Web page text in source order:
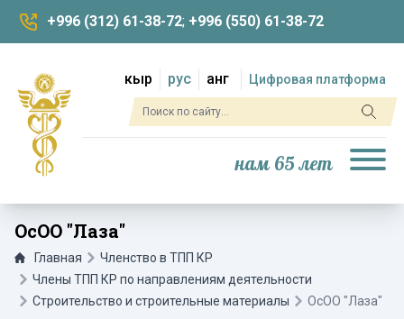
+996 (312) 61-38-72; +996 (550) 61-38-72
кыр рус анг Цифровая платформа
нам 65 лет
ОсОО "Лаза"
Главная
Членство в ТПП КР
Члены ТПП КР по направлениям деятельности
Строительство и строительные материалы
ОсОО "Лаза"